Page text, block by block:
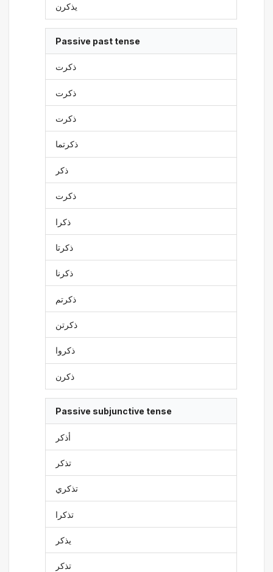
يذكرن
Passive past tense
ذكرت
ذكرت
ذكرت
ذكرتما
ذكر
ذكرت
ذكرا
ذكرتا
ذكرنا
ذكرتم
ذكرتن
ذكروا
ذكرن
Passive subjunctive tense
أذكر
تذكر
تذكري
تذكرا
يذكر
تذكر